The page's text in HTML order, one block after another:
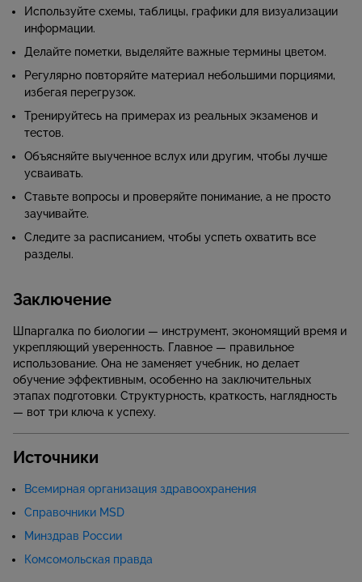
Используйте схемы, таблицы, графики для визуализации
информации.
Делайте пометки, выделяйте важные термины цветом.
Регулярно повторяйте материал небольшими порциями,
избегая перегрузок.
Тренируйтесь на примерах из реальных экзаменов и
тестов.
Объясняйте выученное вслух или другим, чтобы лучше
усваивать.
Ставьте вопросы и проверяйте понимание, а не просто
заучивайте.
Следите за расписанием, чтобы успеть охватить все
разделы.
Заключение
Шпаргалка по биологии — инструмент, экономящий время и
укрепляющий уверенность. Главное — правильное
использование. Она не заменяет учебник, но делает
обучение эффективным, особенно на заключительных
этапах подготовки. Структурность, краткость, наглядность
— вот три ключа к успеху.
Источники
Всемирная организация здравоохранения
Справочники MSD
Минздрав России
Комсомольская правда